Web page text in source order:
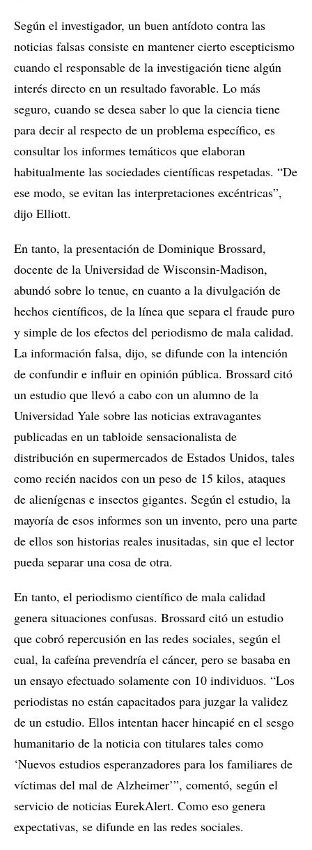
Según el investigador, un buen antídoto contra las
noticias falsas consiste en mantener cierto escepticismo
cuando el responsable de la investigación tiene algún
interés directo en un resultado favorable. Lo más
seguro, cuando se desea saber lo que la ciencia tiene
para decir al respecto de un problema específico, es
consultar los informes temáticos que elaboran
habitualmente las sociedades científicas respetadas. “De
ese modo, se evitan las interpretaciones excéntricas”,
dijo Elliott.
En tanto, la presentación de Dominique Brossard,
docente de la Universidad de Wisconsin-Madison,
abundó sobre lo tenue, en cuanto a la divulgación de
hechos científicos, de la línea que separa el fraude puro
y simple de los efectos del periodismo de mala calidad.
La información falsa, dijo, se difunde con la intención
de confundir e influir en opinión pública. Brossard citó
un estudio que llevó a cabo con un alumno de la
Universidad Yale sobre las noticias extravagantes
publicadas en un tabloide sensacionalista de
distribución en supermercados de Estados Unidos, tales
como recién nacidos con un peso de 15 kilos, ataques
de alienígenas e insectos gigantes. Según el estudio, la
mayoría de esos informes son un invento, pero una parte
de ellos son historias reales inusitadas, sin que el lector
pueda separar una cosa de otra.
En tanto, el periodismo científico de mala calidad
genera situaciones confusas. Brossard citó un estudio
que cobró repercusión en las redes sociales, según el
cual, la cafeína prevendría el cáncer, pero se basaba en
un ensayo efectuado solamente con 10 individuos. “Los
periodistas no están capacitados para juzgar la validez
de un estudio. Ellos intentan hacer hincapié en el sesgo
humanitario de la noticia con titulares tales como
‘Nuevos estudios esperanzadores para los familiares de
víctimas del mal de Alzheimer’”, comentó, según el
servicio de noticias EurekAlert. Como eso genera
expectativas, se difunde en las redes sociales.